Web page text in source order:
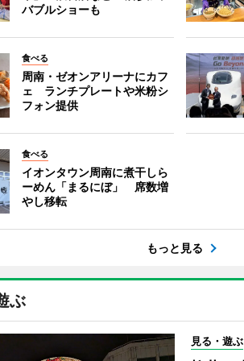
バブルショーも
食べる
周南・ゼオンアリーナにカフ
ェ ランチプレートや米粉シ
フォン提供
食べる
イオンタウン周南に煮干しら
ーめん「まるにぼ」 席数増
やし移転
もっと見る
ぶ
見る・遊ぶ